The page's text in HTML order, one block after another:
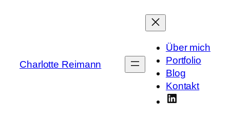
Charlotte Reimann
Über mich
Portfolio
Blog
Kontakt
LinkedIn